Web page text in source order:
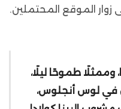
الموقع المحتملين.
وممثلًا طموحًا ليلًا،
في لوس أنجلوس،